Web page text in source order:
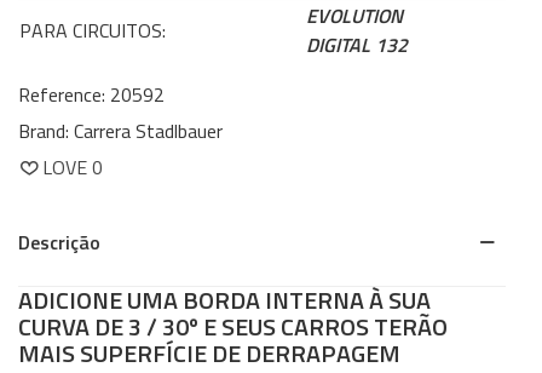
PARA CIRCUITOS:
EVOLUTION
DIGITAL 132
Reference: 20592
Brand: Carrera Stadlbauer
LOVE0
Descrição
ADICIONE UMA BORDA INTERNA À SUA
CURVA DE 3 / 30º E SEUS CARROS TERÃO
MAIS SUPERFÍCIE DE DERRAPAGEM